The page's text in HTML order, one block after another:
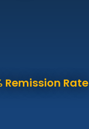
Remission Rate